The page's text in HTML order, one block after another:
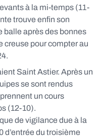
à la mi-temps (11-
trouve enfin son
balle après des bonnes
creuse pour compter au
Saint Astier. Après un
se sont rendus
un cours
(12-10).
de vigilance due à la
d’entrée du troisième